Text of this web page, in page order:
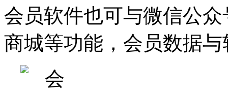
会员软件也可与微信公
商城等功能，会员数据